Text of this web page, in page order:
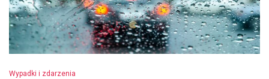
Wypadki i zdarzenia